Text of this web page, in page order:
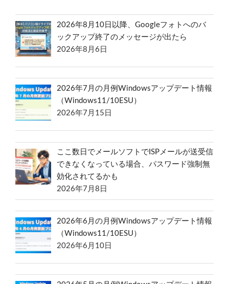
2026年8月10日以降、Googleフォトへのバ
ックアップ終了のメッセージが出たら
2026年8月6日
2026年7月の月例Windowsアップデート情報
（Windows11/10ESU）
2026年7月15日
ここ数日でメールソフトでISPメールが送受信
できなくなっている場合、パスワード強制無
効化されてるかも
2026年7月8日
2026年6月の月例Windowsアップデート情報
（Windows11/10ESU）
2026年6月10日